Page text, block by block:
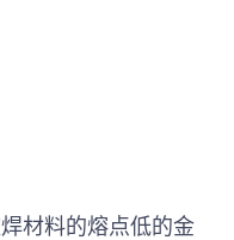
材料的熔点低的金